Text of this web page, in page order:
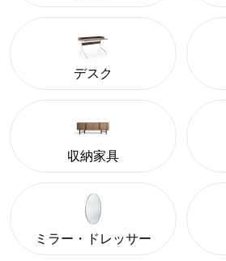
デスク
収納家具
ミラー・ドレッサー